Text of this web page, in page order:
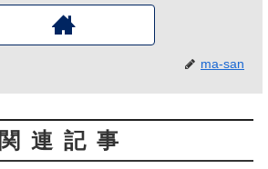
ma-san
関連記事